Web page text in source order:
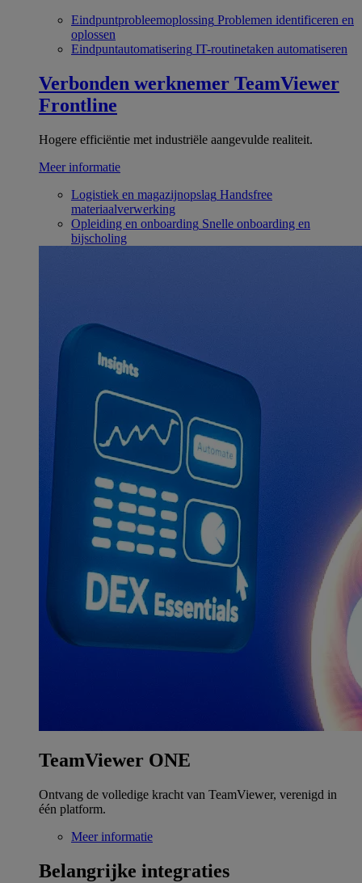
Eindpuntprobleemoplossing Problemen identificeren en
oplossen
Eindpuntautomatisering IT-routinetaken automatiseren
Verbonden werknemer TeamViewer
Frontline
Hogere efficiëntie met industriële aangevulde realiteit.
Meer informatie
Logistiek en magazijnopslag Handsfree
materiaalverwerking
Opleiding en onboarding Snelle onboarding en
bijscholing
TeamViewer ONE
Ontvang de volledige kracht van TeamViewer, verenigd in
één platform.
Meer informatie
Belangrijke integraties